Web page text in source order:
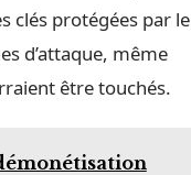
clés protégées par le
d’attaque, même
être touchés.